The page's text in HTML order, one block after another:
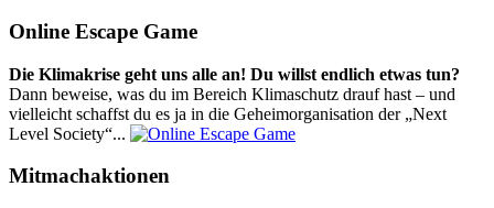
Online Escape Game
Die Klimakrise geht uns alle an! Du willst endlich etwas tun?
Dann beweise, was du im Bereich Klimaschutz drauf hast – und
vielleicht schaffst du es ja in die Geheimorganisation der „Next
Level Society“...
Mitmachaktionen